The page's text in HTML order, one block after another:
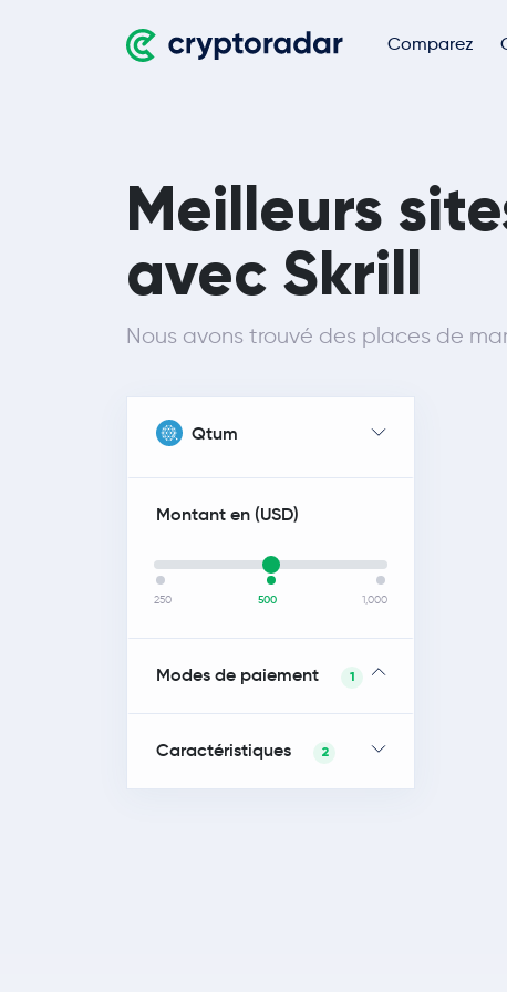
Comparez
Meilleurs
avec Skrill
Nous avons trouvé des places de
Qtum
Montant en (USD)
250 500 1,000
Modes de paiement 1
Caractéristiques 2